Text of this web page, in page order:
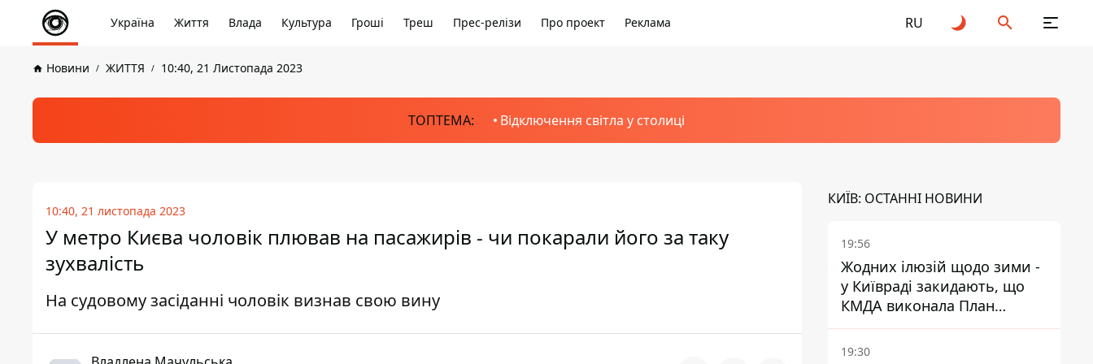
Україна Життя Влада Культура Гроші Треш Прес-релізи Про проект Реклама RU
Новини ЖИТТЯ 10:40, 21 Листопада 2023
ТОПТЕМА: Відключення світла у столиці
10:40, 21 листопада 2023
У метро Києва чоловік плював на пасажирів - чи покарали його за таку
зухвалість
На судовому засіданні чоловік визнав свою вину
КИЇВ: ОСТАННІ НОВИНИ
19:56
Жодних ілюзій щодо зими -
у Київраді закидають, що
КМДА виконала План
стійкості на 20%
19:30